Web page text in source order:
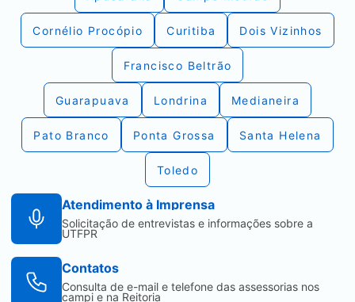
Cornélio Procópio Curitiba Dois Vizinhos
Francisco Beltrão
Guarapuava Londrina Medianeira
Pato Branco Ponta Grossa Santa Helena
Toledo
Atendimento à Imprensa
Solicitação de entrevistas e informações sobre a
UTFPR
Contatos
Consulta de e-mail e telefone das assessorias nos
campi e na Reitoria